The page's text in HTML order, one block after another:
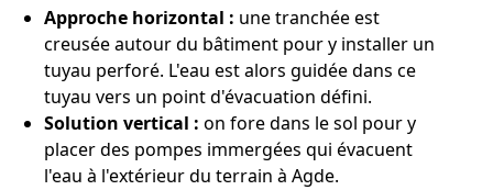
Approche horizontal : une tranchée est
creusée autour du bâtiment pour y installer un
tuyau perforé. L'eau est alors guidée dans ce
tuyau vers un point d'évacuation défini.
Solution vertical : on fore dans le sol pour y
placer des pompes immergées qui évacuent
l'eau à l'extérieur du terrain à Agde.